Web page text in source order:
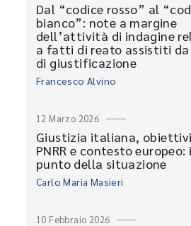
Dal “codice rosso” al
bianco”: note a margine
dell’attività di indagine
a fatti di reato assistiti da
di giustificazione
Francesco Alvino
12 Marzo 2026
Giustizia italiana,
PNRR e contesto europeo:
punto della situazione
Carlo Maria Masieri
10 Febbraio 2026